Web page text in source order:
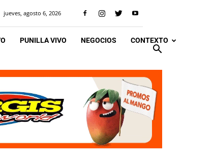
jueves, agosto 6, 2026
PUNILLA VIVO NEGOCIOS CONTEXTO